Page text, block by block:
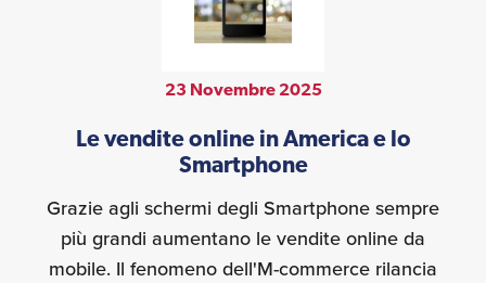
23 Novembre 2025
Le vendite online in America e lo
Smartphone
Grazie agli schermi degli Smartphone sempre
più grandi aumentano le vendite online da
mobile. Il fenomeno dell'M-commerce rilancia